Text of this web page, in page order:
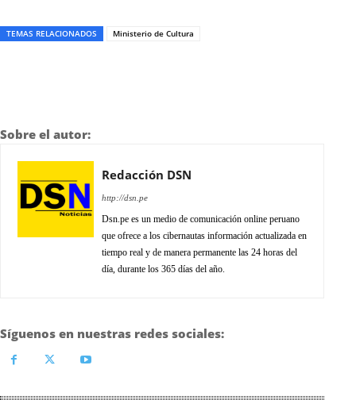
TEMAS RELACIONADOS Ministerio de Cultura
Sobre el autor:
Redacción DSN
http://dsn.pe
Dsn.pe es un medio de comunicación online peruano
que ofrece a los cibernautas información actualizada en
tiempo real y de manera permanente las 24 horas del
día, durante los 365 días del año.
Síguenos en nuestras redes sociales: